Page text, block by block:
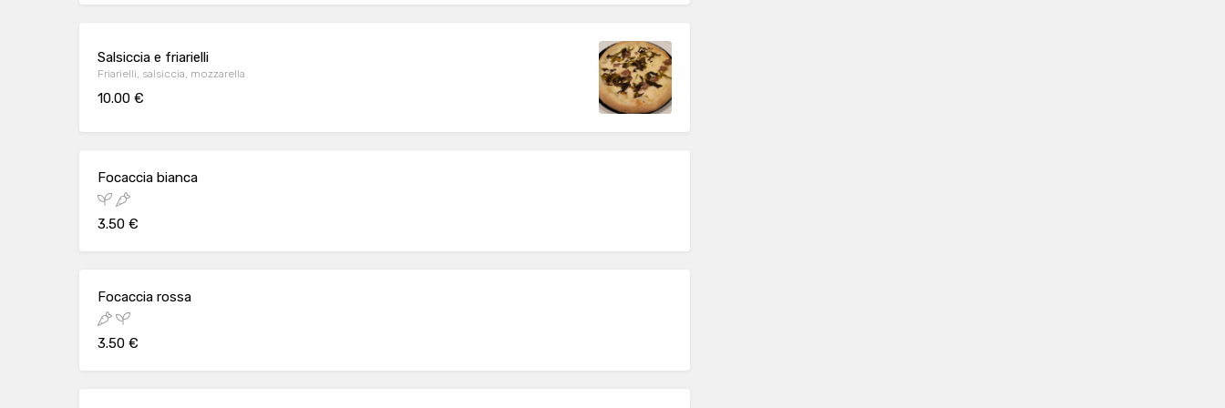
Salsiccia e friarielli
Friarielli, salsiccia, mozzarella
10.00 €
Focaccia bianca
3.50 €
Focaccia rossa
3.50 €